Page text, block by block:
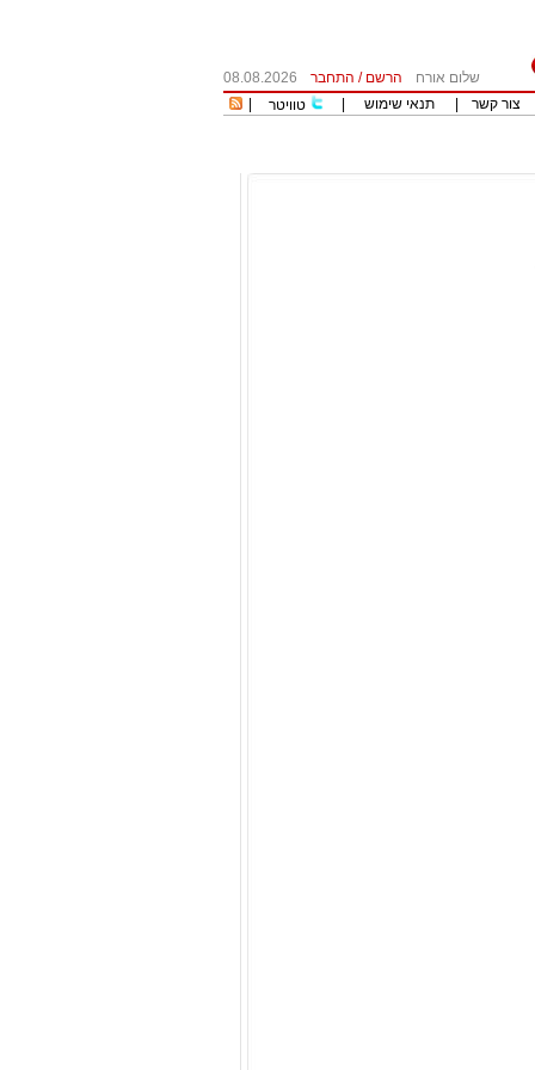
שלום אורח הרשם / התחבר
08.08.2026
צור קשר תנאי שימוש טוויטר